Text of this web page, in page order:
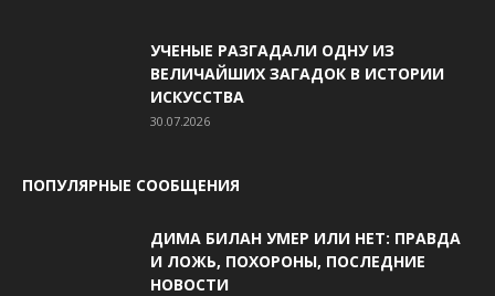
УЧЕНЫЕ РАЗГАДАЛИ ОДНУ ИЗ
ВЕЛИЧАЙШИХ ЗАГАДОК В ИСТОРИИ
ИСКУССТВА
30.07.2026
ПОПУЛЯРНЫЕ СООБЩЕНИЯ
ДИМА БИЛАН УМЕР ИЛИ НЕТ: ПРАВДА
И ЛОЖЬ, ПОХОРОНЫ, ПОСЛЕДНИЕ
НОВОСТИ